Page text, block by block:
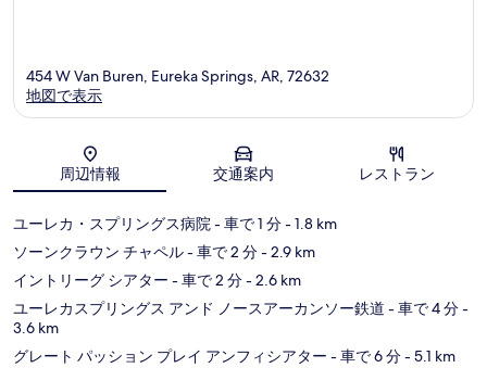
地図
454 W Van Buren, Eureka Springs, AR, 72632
地図で表示
周辺情報 交通案内 レストラン
ユーレカ・スプリングス病院- 車で 1 分- 1.8 km
ソーンクラウン チャペル- 車で 2 分- 2.9 km
イントリーグ シアター - 車で 2 分- 2.6 km
ユーレカスプリングス アンド ノースアーカンソー鉄道 - 車で 4 分-
3.6 km
グレート パッション プレイ アンフィシアター - 車で 6 分- 5.1 km